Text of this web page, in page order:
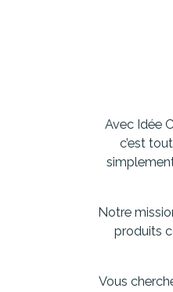
Avec Idée
c’est
Notre
produits
Vous